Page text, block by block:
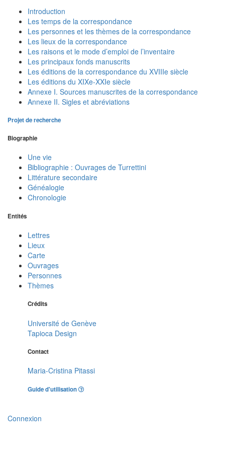
Introduction
Les temps de la correspondance
Les personnes et les thèmes de la correspondance
Les lieux de la correspondance
Les raisons et le mode d’emploi de l’inventaire
Les principaux fonds manuscrits
Les éditions de la correspondance du XVIIIe siècle
Les éditions du XIXe-XXIe siècle
Annexe I. Sources manuscrites de la correspondance
Annexe II. Sigles et abréviations
Projet de recherche
Biographie
Une vie
Bibliographie : Ouvrages de Turrettini
Littérature secondaire
Généalogie
Chronologie
Entités
Lettres
Lieux
Carte
Ouvrages
Personnes
Thèmes
Crédits
Université de Genève
Tapioca Design
Contact
Maria-Cristina Pitassi
Guide d'utilisation
Connexion